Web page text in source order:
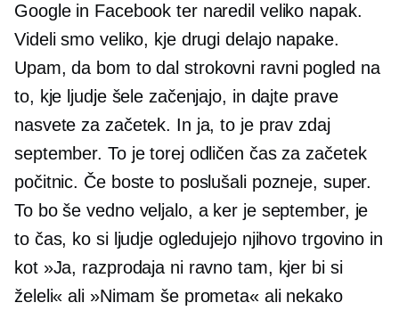
Google in Facebook ter naredil veliko napak.
Videli smo veliko, kje drugi delajo napake.
Upam, da bom to dal strokovni ravnipogled na
to, kje ljudje šele začenjajo, in dajte prave
nasvete za začetek. In ja, to je prav zdaj
september. To je torej odličen čas za začetek
počitnic. Če boste to poslušali pozneje, super.
To bo še vedno veljalo, a ker je september, je
to čas, ko si ljudje ogledujejo njihovo trgovino in
kot »Ja, razprodaja ni ravno tam, kjer bi si
želeli« ali »Nimam še prometa« ali nekako